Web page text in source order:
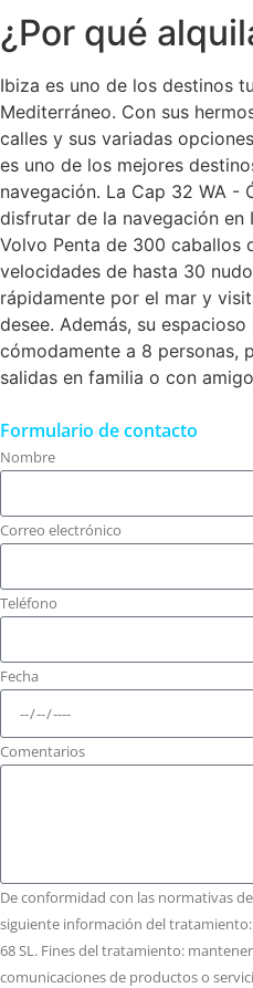
¿Por qué
Ibiza es uno de los destinos
Mediterráneo. Con sus
calles y sus variadas
es uno de los mejores
navegación. La Cap 32 WA -
disfrutar de la navegación
Volvo Penta de 300 caballos
velocidades de hasta 30
rápidamente por el mar y
desee. Además, su
cómodamente a 8 personas,
salidas en familia o con
Formulario de contacto
Nombre
Correo electrónico
Teléfono
Fecha
Comentarios
De conformidad con las normativas
siguiente información del tratamiento:
68 SL. Fines del tratamiento:
comunicaciones de productos o